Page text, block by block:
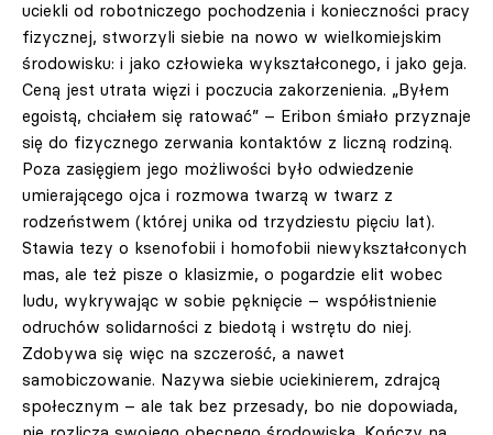
uciekli od robotniczego pochodzenia i konieczności pracy
fizycznej, stworzyli siebie na nowo w wielkomiejskim
środowisku: i jako człowieka wykształconego, i jako geja.
Ceną jest utrata więzi i poczucia zakorzenienia. „Byłem
egoistą, chciałem się ratować” – Eribon śmiało przyznaje
się do fizycznego zerwania kontaktów z liczną rodziną.
Poza zasięgiem jego możliwości było odwiedzenie
umierającego ojca i rozmowa twarzą w twarz z
rodzeństwem (której unika od trzydziestu pięciu lat).
Stawia tezy o ksenofobii i homofobii niewykształconych
mas, ale też pisze o klasizmie, o pogardzie elit wobec
ludu, wykrywając w sobie pęknięcie – współistnienie
odruchów solidarności z biedotą i wstrętu do niej.
Zdobywa się więc na szczerość, a nawet
samobiczowanie. Nazywa siebie uciekinierem, zdrajcą
społecznym – ale tak bez przesady, bo nie dopowiada,